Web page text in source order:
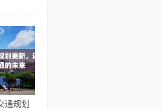
通规划